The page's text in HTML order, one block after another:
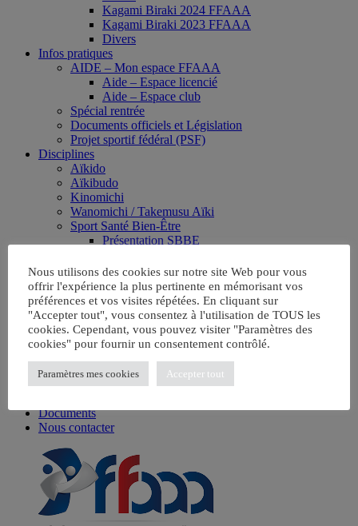
Kagami Biraki 2024 FFAAA
Kagami Biraki 2023 FFAAA
Divers
Infos pratiques
AIDE – Mon espace FFAAA
Aide – Espace licencié
Aide – Espace club
Spécial rentrée
Documents officiels et Législation
Projet sportif fédéral (PSF)
Disciplines
Aïkido
Aïkibudo
Kinomichi
Wanomichi / Takemusu Aïki
Sport Santé Bien-Être
Présentation SBBE
FAQ
Agenda
Boutique
Formations
Grades
Clubs
Ressources clubs
Recherche enseignant
Documents
Nous contacter
Nous utilisons des cookies sur notre site Web pour vous
offrir l'expérience la plus pertinente en mémorisant vos
préférences et vos visites répétées. En cliquant sur
"Accepter tout", vous consentez à l'utilisation de TOUS les
cookies. Cependant, vous pouvez visiter "Paramètres des
cookies" pour fournir un consentement contrôlé.
Paramètres mes cookies Accepter tout